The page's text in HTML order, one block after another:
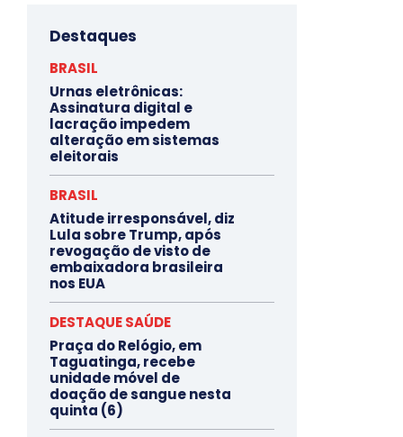
Destaques
BRASIL
Urnas eletrônicas:
Assinatura digital e
lacração impedem
alteração em sistemas
eleitorais
BRASIL
Atitude irresponsável, diz
Lula sobre Trump, após
revogação de visto de
embaixadora brasileira
nos EUA
DESTAQUE SAÚDE
Praça do Relógio, em
Taguatinga, recebe
unidade móvel de
doação de sangue nesta
quinta (6)